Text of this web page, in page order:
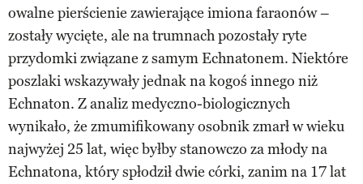
owalne pierścienie zawierające imiona faraonów –
zostały wycięte, ale na trumnach pozostały ryte
przydomki związane z samym Echnatonem. Niektóre
poszlaki wskazywały jednak na kogoś innego niż
Echnaton. Z analiz medyczno-biologicznych
wynikało, że zmumifikowany osobnik zmarł w wieku
najwyżej 25 lat, więc byłby stanowczo za młody na
Echnatona, który spłodził dwie córki, zanim na 17 lat